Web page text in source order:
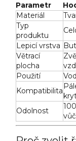
Parametr
Materiál
Typ
produktu
Lepicí vrstva
Větrací
plocha
Použití
Kompatibilita
Odolnost